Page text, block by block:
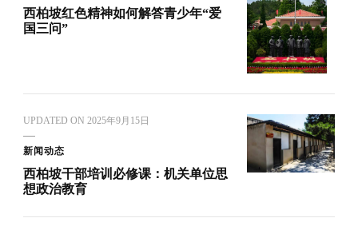
西柏坡红色精神如何解答青少年“爱
国三问”
UPDATED ON 2025年9月15日
新闻动态
西柏坡干部培训必修课：机关单位思
想政治教育